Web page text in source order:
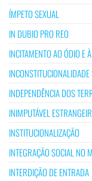
ÍMPETO SEXUAL
IN DUBIO PRO REO
INCITAMENTO AO ÓDIO E
INDEPENDÊNCIA DOS
INIMPUTÁVEL
INSTITUCIONALIZAÇÃO
INTEGRAÇÃO SOCIAL NO
INTERDIÇÃO DE ENTRADA